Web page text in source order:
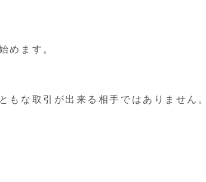
めます。
もな取引が出来る相手ではありません。